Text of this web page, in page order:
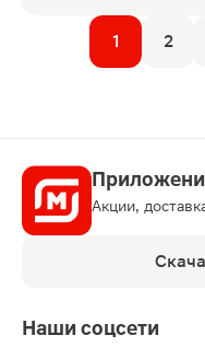
1 2
Акции,
Наши соцсети